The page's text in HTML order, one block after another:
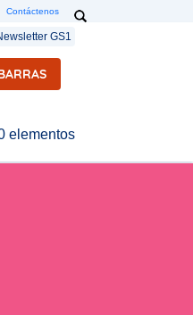
Contáctenos Search
GS1
de usuario
elementos